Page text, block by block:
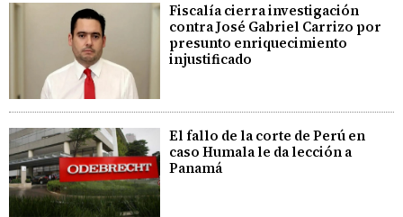
Fiscalía cierra investigación
contra José Gabriel Carrizo por
presunto enriquecimiento
injustificado
El fallo de la corte de Perú en
caso Humala le da lección a
Panamá